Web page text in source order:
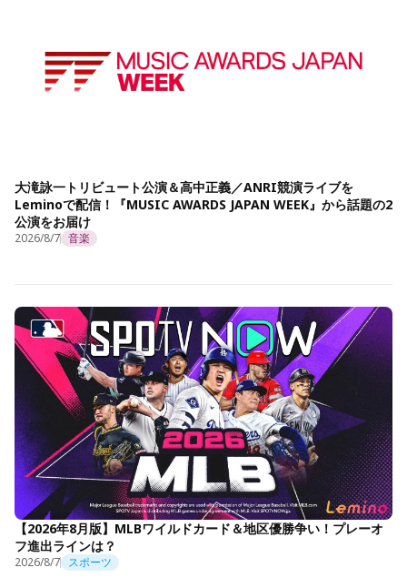
大滝詠一トリビュート公演＆高中正義／ANRI競演ライブを
Leminoで配信！『MUSIC AWARDS JAPAN WEEK』から話題の2
公演をお届け
2026/8/7 音楽
【2026年8月版】MLBワイルドカード＆地区優勝争い！プレーオ
フ進出ラインは？
2026/8/7 スポーツ